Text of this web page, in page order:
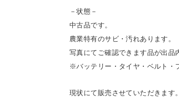
－状態－
中古品です。
農業特有のサビ・汚れあります。
写真にてご確認できます品が出品
※バッテリー・タイヤ・ベルト・
現状にて販売させていただきます